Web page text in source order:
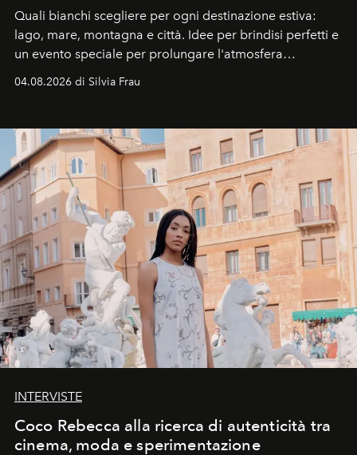
Quali bianchi scegliere per ogni destinazione estiva:
lago, mare, montagna e città. Idee per brindisi perfetti e
un evento speciale per prolungare l'atmosfera
04.08.2026 di Silvia Frau
INTERVISTE
Coco Rebecca alla ricerca di autenticità tra
cinema, moda e sperimentazione